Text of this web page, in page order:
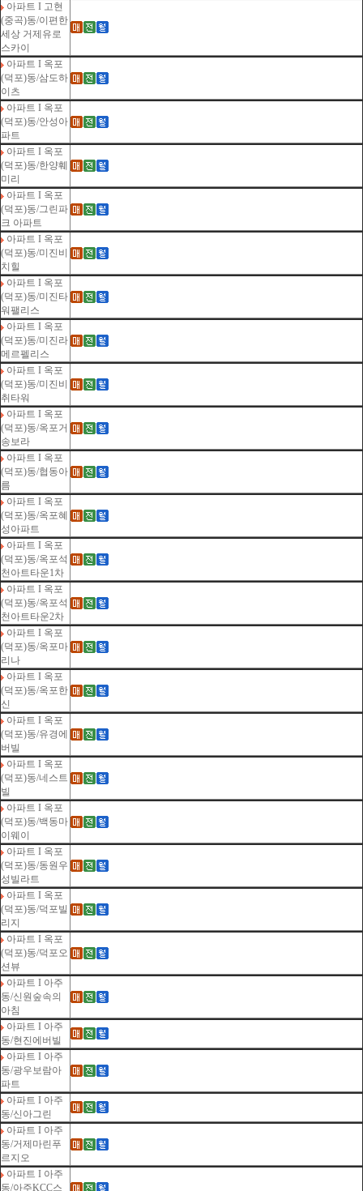
아파트 I 고현
(중곡)동/이편한
세상 거제유로
스카이
아파트 I 옥포
(덕포)동/삼도하
이츠
아파트 I 옥포
(덕포)동/안성아
파트
아파트 I 옥포
(덕포)동/한양훼
미리
아파트 I 옥포
(덕포)동/그린파
크 아파트
아파트 I 옥포
(덕포)동/미진비
치힐
아파트 I 옥포
(덕포)동/미진타
워팰리스
아파트 I 옥포
(덕포)동/미진라
메르펠리스
아파트 I 옥포
(덕포)동/미진비
취타워
아파트 I 옥포
(덕포)동/옥포거
송보라
아파트 I 옥포
(덕포)동/협동아
름
아파트 I 옥포
(덕포)동/옥포혜
성아파트
아파트 I 옥포
(덕포)동/옥포석
천아트타운1차
아파트 I 옥포
(덕포)동/옥포석
천아트타운2차
아파트 I 옥포
(덕포)동/옥포마
리나
아파트 I 옥포
(덕포)동/옥포한
신
아파트 I 옥포
(덕포)동/유경에
버빌
아파트 I 옥포
(덕포)동/네스트
빌
아파트 I 옥포
(덕포)동/백동마
이웨이
아파트 I 옥포
(덕포)동/동원우
성빌라트
아파트 I 옥포
(덕포)동/덕포빌
리지
아파트 I 옥포
(덕포)동/덕포오
션뷰
아파트 I 아주
동/신원숲속의
아침
아파트 I 아주
동/현진에버빌
아파트 I 아주
동/광우보람아
파트
아파트 I 아주
동/신아그린
아파트 I 아주
동/거제마린푸
르지오
아파트 I 아주
동/아주KCC스